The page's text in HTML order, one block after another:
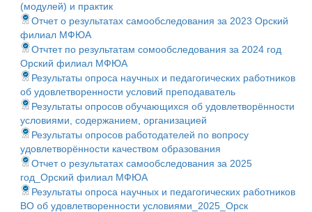
(модулей) и практик
Отчет о результатах самообследования за 2023 Орский
филиал МФЮА
Отчтет по результатам сомообследования за 2024 год
Орский филиал МФЮА
Результаты опроса научных и педагогических работников
об удовлетворенности условий преподаватель
Результаты опросов обучающихся об удовлетворённости
условиями, содержанием, организацией
Результаты опросов работодателей по вопросу
удовлетворённости качеством образования
Отчет о результатах самообследования за 2025
год_Орский филиал МФЮА
Результаты опроса научных и педагогических работников
ВО об удовлетворенности условиями_2025_Орск